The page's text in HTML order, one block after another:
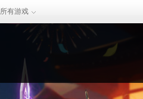
所有游戏